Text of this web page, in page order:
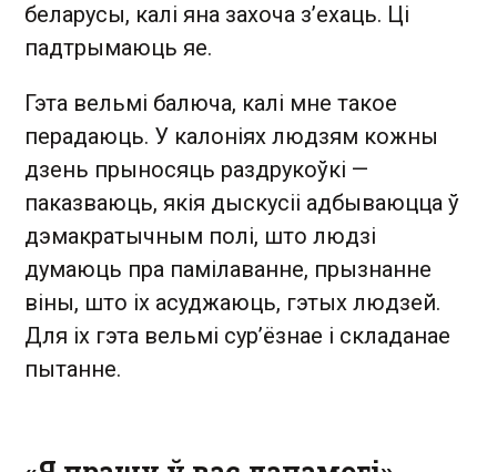
беларусы, калі яна захоча з’ехаць. Ці
падтрымаюць яе.
Гэта вельмі балюча, калі мне такое
перадаюць. У калоніях людзям кожны
дзень прыносяць раздрукоўкі —
паказваюць, якія дыскусіі адбываюцца ў
дэмакратычным полі, што людзі
думаюць пра памілаванне, прызнанне
віны, што іх асуджаюць, гэтых людзей.
Для іх гэта вельмі сур’ёзнае і складанае
пытанне.